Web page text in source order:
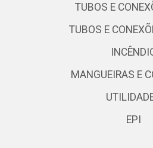
TUBOS E
TUBOS E
MANGUEIRAS E
EPI